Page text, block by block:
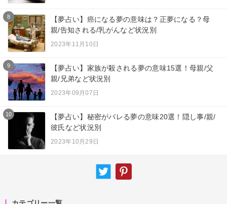
8
【夢占い】癌になる夢の意味は？正夢になる？母
親/告知される/乳がんなど状況別
2023年11月10日
9
【夢占い】家族が殺される夢の意味15選！母親/父
親/兄弟など状況別
2023年09月07日
10
【夢占い】秘密がバレる夢の意味20選！隠し事/親/
彼氏など状況別
2023年10月29日